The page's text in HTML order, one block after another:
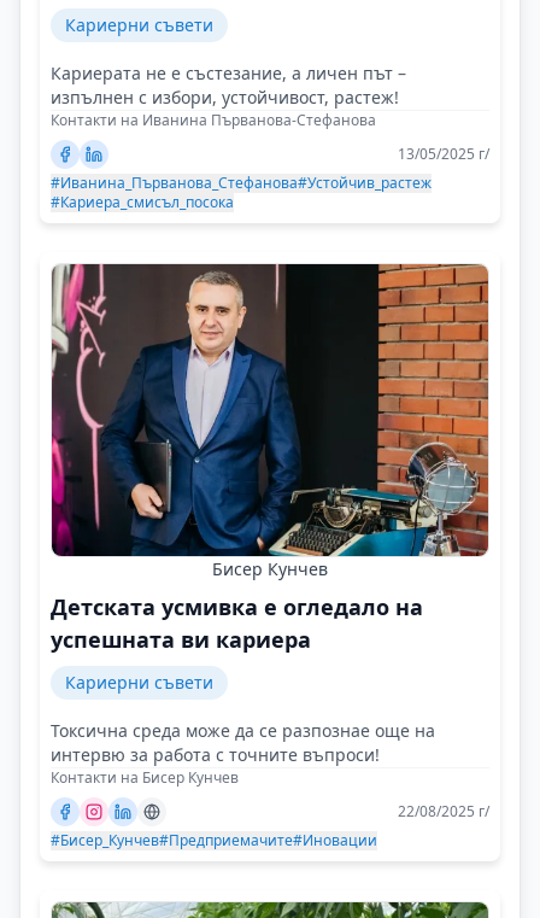
Кариерни съвети
Кариерата не е състезание, а личен път –
изпълнен с избори, устойчивост, растеж!
Контакти на Иванина Първанова-Стефанова
13/05/2025 г/
#Иванина_Първанова_Стефанова#Устойчив_растеж
#Кариера_смисъл_посока
Бисер Кунчев
Детската усмивка е огледало на
успешната ви кариера
Кариерни съвети
Токсична среда може да се разпознае още на
интервю за работа с точните въпроси!
Контакти на Бисер Кунчев
22/08/2025 г/
#Бисер_Кунчев#Предприемачите#Иновации